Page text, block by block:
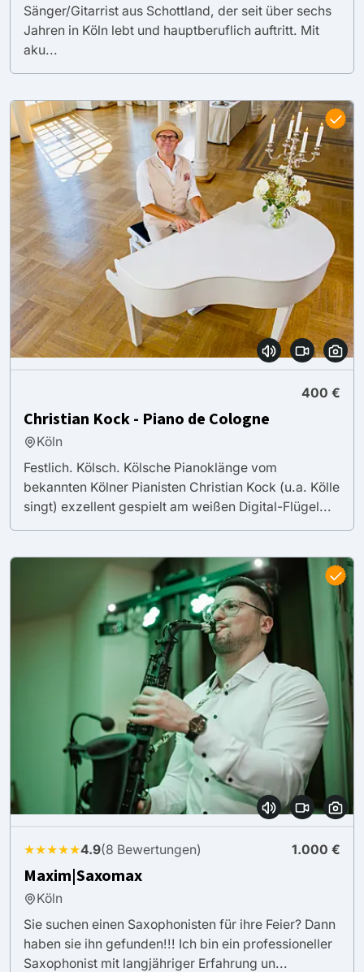
Sänger/Gitarrist aus Schottland, der seit über sechs
Jahren in Köln lebt und hauptberuflich auftritt. Mit
aku...
400 €
Christian Kock - Piano de Cologne
Köln
Festlich. Kölsch. Kölsche Pianoklänge vom
bekannten Kölner Pianisten Christian Kock (u.a. Kölle
singt) exzellent gespielt am weißen Digital-Flügel...
★★★★★4.9(8 Bewertungen) 1.000 €
Maxim|Saxomax
Köln
Sie suchen einen Saxophonisten für ihre Feier? Dann
haben sie ihn gefunden!!! Ich bin ein professioneller
Saxophonist mit langjähriger Erfahrung un...